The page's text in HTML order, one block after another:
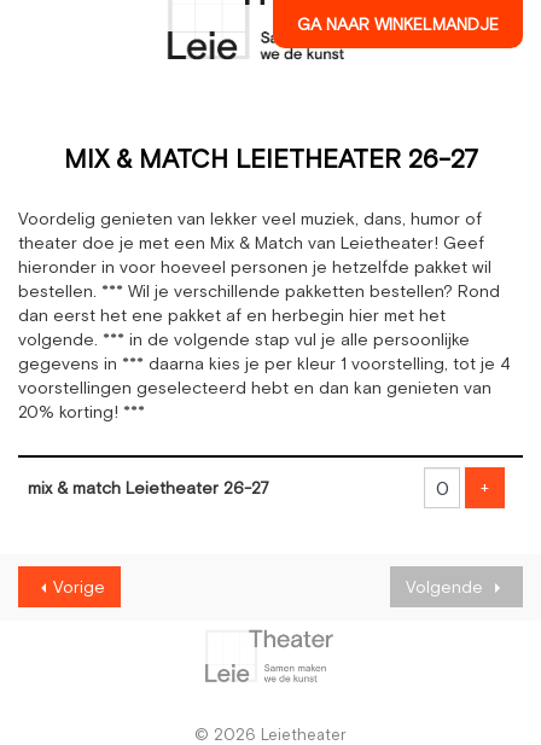
GA NAAR WINKELMANDJE
MIX & MATCH LEIETHEATER 26-27
Voordelig genieten van lekker veel muziek, dans, humor of
theater doe je met een Mix & Match van Leietheater! Geef
hieronder in voor hoeveel personen je hetzelfde pakket wil
bestellen. *** Wil je verschillende pakketten bestellen? Rond
dan eerst het ene pakket af en herbegin hier met het
volgende. *** in de volgende stap vul je alle persoonlijke
gegevens in *** daarna kies je per kleur 1 voorstelling, tot je 4
voorstellingen geselecteerd hebt en dan kan genieten van
20% korting! ***
Aantal
mix & match Leietheater 26-27 +Voeg
Vorige Volgende
© 2026 Leietheater